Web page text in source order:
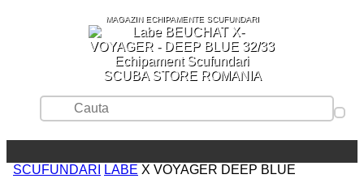
MAGAZIN ECHIPAMENTE SCUFUNDARI
SCUBA STORE ROMANIA
SCUFUNDARI LABE X VOYAGER DEEP BLUE